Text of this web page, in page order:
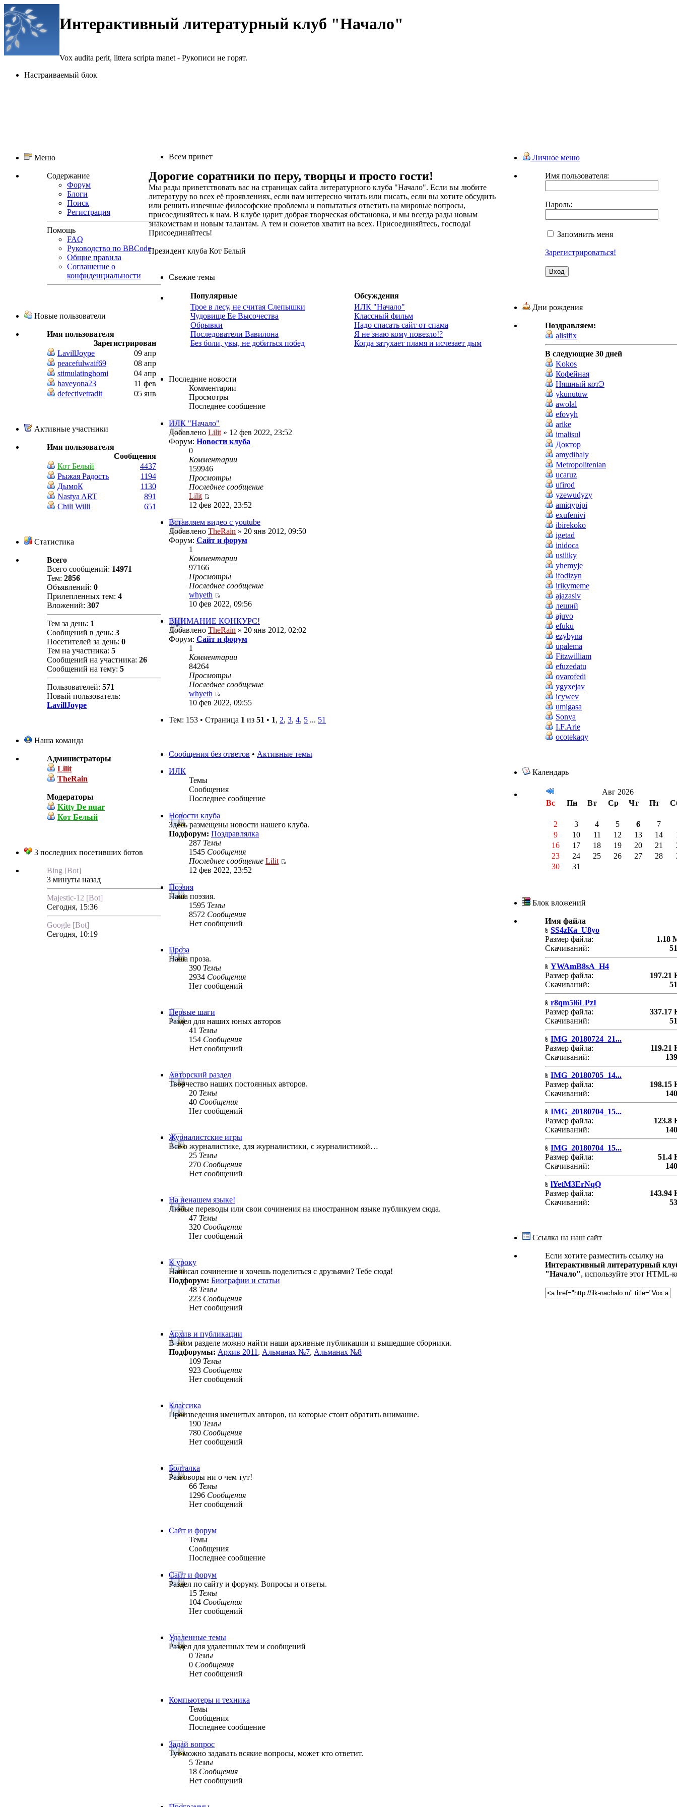
Интерактивный литературный клуб "Начало"
Vox audita perit, littera scripta manet - Рукописи не горят.
Настраиваемый блок
Меню
Содержание
Форум
Блоги
Поиск
Регистрация
Помощь
FAQ
Руководство по BBCode
Общие правила
Соглашение о
конфиденциальности
Новые пользователи
Имя пользователя
Зарегистрирован
LavillJoype
09 апр
peacefulwaif69
08 апр
stimulatinghomi
04 апр
haveyona23
11 фев
defectivetradit
05 янв
Активные участники
Имя пользователя
Сообщения
Кот Белый
4437
Рыжая Радость
1194
ДымоК
1130
Nastya ART
891
Chili Willi
651
Статистика
Всего
Всего сообщений: 14971
Тем: 2856
Объявлений: 0
Прилепленных тем: 4
Вложений: 307
Тем за день: 1
Сообщений в день: 3
Посетителей за день: 0
Тем на участника: 5
Сообщений на участника: 26
Сообщений на тему: 5
Пользователей: 571
Новый пользователь:
LavillJoype
Наша команда
Администраторы
Lilit
TheRain
Модераторы
Kitty De nuar
Кот Белый
3 последних посетивших ботов
Bing [Bot]
3 минуты назад
Majestic-12 [Bot]
Сегодня, 15:36
Google [Bot]
Сегодня, 10:19
Всем привет
Дорогие соратники по перу, творцы и просто гости!
Мы рады приветствовать вас на страницах сайта литературного клуба "Начало". Если вы любите
литературу во всех её проявлениях, если вам интересно читать или писать, если вы хотите обсудить
или решить извечные философские проблемы и попытаться ответить на мировые вопросы,
присоединяйтесь к нам. В клубе царит добрая творческая обстановка, и мы всегда рады новым
знакомствам и новым талантам. А тем и сюжетов хватит на всех. Присоединяйтесь, господа!
Присоединяйтесь!
Президент клуба Кот Белый
Свежие темы
Популярные
Обсуждения
Трое в лесу, не считая Слепышки
Чудовище Ее Высочества
Обрывки
Последователи Вавилона
Без боли, увы, не добиться побед
ИЛК "Начало"
Классный фильм
Надо спасать сайт от спама
Я не знаю кому повезло!?
Когда затухает пламя и исчезает дым
Последние новости
Комментарии
Просмотры
Последнее сообщение
ИЛК "Начало"
Добавлено Lilit » 12 фев 2022, 23:52
Форум: Новости клуба
0
Комментарии
159946
Просмотры
Последнее сообщение
Lilit
12 фев 2022, 23:52
Вставляем видео с youtube
Добавлено TheRain » 20 янв 2012, 09:50
Форум: Сайт и форум
1
Комментарии
97166
Просмотры
Последнее сообщение
whyeth
10 фев 2022, 09:56
ВНИМАНИЕ КОНКУРС!
Добавлено TheRain » 20 янв 2012, 02:02
Форум: Сайт и форум
1
Комментарии
84264
Просмотры
Последнее сообщение
whyeth
10 фев 2022, 09:55
Тем: 153 • Страница 1 из 51 • 1, 2, 3, 4, 5 ... 51
Сообщения без ответов • Активные темы
ИЛК
Темы
Сообщения
Последнее сообщение
Новости клуба
Здесь размещены новости нашего клуба.
Подфорум: Поздравлялка
287 Темы
1545 Сообщения
Последнее сообщение Lilit
12 фев 2022, 23:52
Поэзия
Наша поэзия.
1595 Темы
8572 Сообщения
Нет сообщений
Проза
Наша проза.
390 Темы
2934 Сообщения
Нет сообщений
Первые шаги
Раздел для наших юных авторов
41 Темы
154 Сообщения
Нет сообщений
Авторский раздел
Творчество наших постоянных авторов.
20 Темы
40 Сообщения
Нет сообщений
Журналистские игры
Всё о журналистике, для журналистики, с журналистикой…
25 Темы
270 Сообщения
Нет сообщений
На ненашем языке!
Любые переводы или свои сочинения на иностранном языке публикуем сюда.
47 Темы
320 Сообщения
Нет сообщений
К уроку
Написал сочинение и хочешь поделиться с друзьями? Тебе сюда!
Подфорум: Биографии и статьи
48 Темы
223 Сообщения
Нет сообщений
Архив и публикации
В этом разделе можно найти наши архивные публикации и вышедшие сборники.
Подфорумы: Архив 2011 , Альманах №7, Альманах №8
109 Темы
923 Сообщения
Нет сообщений
Классика
Произведения именитых авторов, на которые стоит обратить внимание.
190 Темы
780 Сообщения
Нет сообщений
Болталка
Разговоры ни о чем тут!
66 Темы
1296 Сообщения
Нет сообщений
Сайт и форум
Темы
Сообщения
Последнее сообщение
Сайт и форум
Раздел по сайту и форуму. Вопросы и ответы.
15 Темы
104 Сообщения
Нет сообщений
Удаленные темы
Раздел для удаленных тем и сообщений
0 Темы
0 Сообщения
Нет сообщений
Компьютеры и техника
Темы
Сообщения
Последнее сообщение
Задай вопрос
Тут можно задавать всякие вопросы, может кто ответит.
5 Темы
18 Сообщения
Нет сообщений
Личное меню
Имя пользователя:
Пароль:
Запомнить меня
Зарегистрироваться!
Дни рождения
Поздравляем:
alisifix
В следующие 30 дней
Kokos
Кофейная
Няшный котЭ
ykunutuw
awolal
efovyh
arike
imalisul
Доктор
amydihaly
Metropolitenian
ucaruz
ufirod
yzewudyzy
amiqypipi
exufenivi
ibirekoko
igetad
inidoca
usiliky
yhemyje
ifodizyn
irikymeme
ajazasiv
леший
ajuvo
efuku
ezybyna
upalema
Fitzwilliam
efuzedatu
ovarofedi
ygyxejav
icywev
umigasa
Sonya
I.F.Arie
ocotekaqy
Календарь
Авг 2026
Вс
Пн Вт Ср Чт Пт
2 3 4 5 6
7
9
10 11 12 13 14
16
17 18 19 20 21
23
24 25 26 27 28
30
31
Блок вложений
Имя файла
SS4zKa_U8yo
Размер файла:
1.18
Скачиваний:
YWAmB8sA_H4
Размер файла:
197.21
Скачиваний:
r8qm5l6LPzI
Размер файла:
337.17
Скачиваний:
IMG_20180724_21...
Размер файла:
119.21
Скачиваний:
IMG_20180705_14...
Размер файла:
198.15
Скачиваний:
IMG_20180704_15...
Размер файла:
123.8
Скачиваний:
IMG_20180704_15...
Размер файла:
51.4
Скачиваний:
lYetM3ErNqQ
Размер файла:
143.94
Скачиваний:
Ссылка на наш сайт
Если хотите разместить ссылку на
Интерактивный литературный
"Начало", используйте этот HTML-